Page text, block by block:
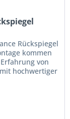
Rückspiegel
kommen
von
hochwertiger